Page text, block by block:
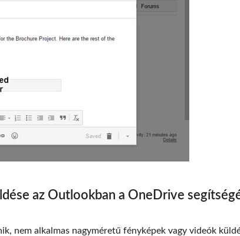
az Outlookban a OneDrive
nem alkalmas nagyméretű fényképek vagy videók